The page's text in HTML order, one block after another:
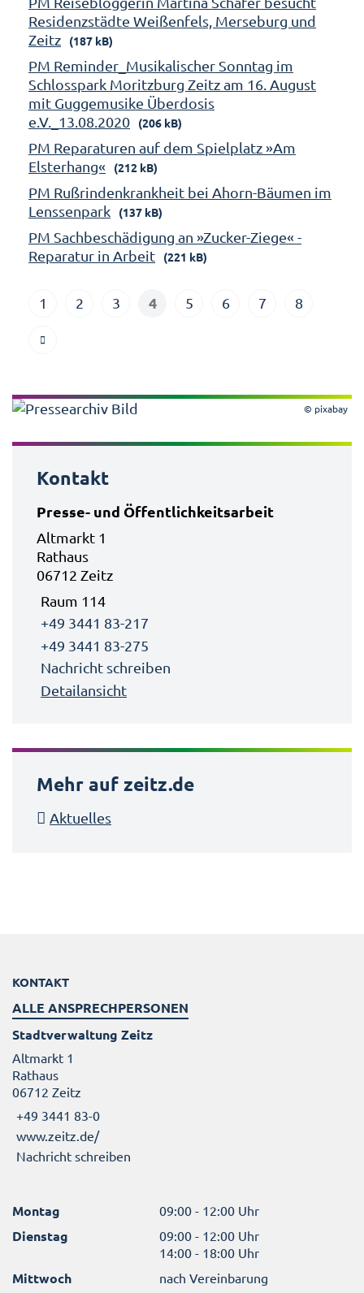
Residenzstädte Weißenfels, Merseburg und
Zeitz
(187 kB)
PM Reminder_Musikalischer Sonntag im
Schlosspark Moritzburg Zeitz am 16. August
mit Guggemusike Überdosis
e.V._13.08.2020
(206 kB)
PM Reparaturen auf dem Spielplatz »Am
Elsterhang«
(212 kB)
PM Rußrindenkrankheit bei Ahorn-Bäumen im
Lenssenpark
(137 kB)
PM Sachbeschädigung an »Zucker-Ziege« -
Reparatur in Arbeit
(221 kB)
1 2 3 4 5 6 7 8
© pixabay
Kontakt
Presse- und Öffentlichkeitsarbeit
Altmarkt 1
Rathaus
06712 Zeitz
Raum 114
+49 3441 83-217
+49 3441 83-275
Nachricht schreiben
Detailansicht
Mehr auf zeitz.de
Aktuelles
KONTAKT
ALLE ANSPRECHPERSONEN
Stadtverwaltung Zeitz
Altmarkt 1
Rathaus
06712 Zeitz
+49 3441 83-0
www.zeitz.de/
Nachricht schreiben
Montag 09:00 - 12:00 Uhr
Dienstag
09:00 - 12:00 Uhr
14:00 - 18:00 Uhr
Mittwoch nach Vereinbarung